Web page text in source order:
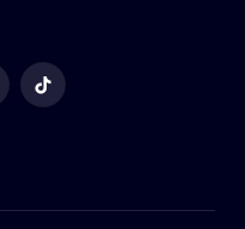
TikTok